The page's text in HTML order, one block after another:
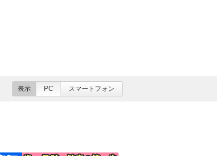
表示 PC スマートフォン